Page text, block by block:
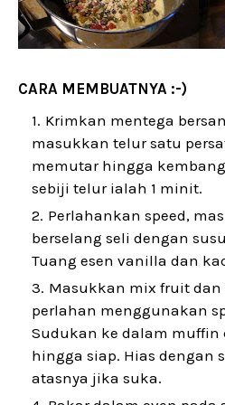
CARA MEMBUATNYA :-)
Krimkan mentega
masukkan telur satu
memutar hingga
sebiji telur ialah 1 minit.
Perlahankan speed,
berselang seli dengan
Tuang esen vanilla dan
Masukkan mix fruit dan
perlahan menggunakan
Sudukan ke dalam muffin
hingga siap. Hias dengan
atasnya jika suka.